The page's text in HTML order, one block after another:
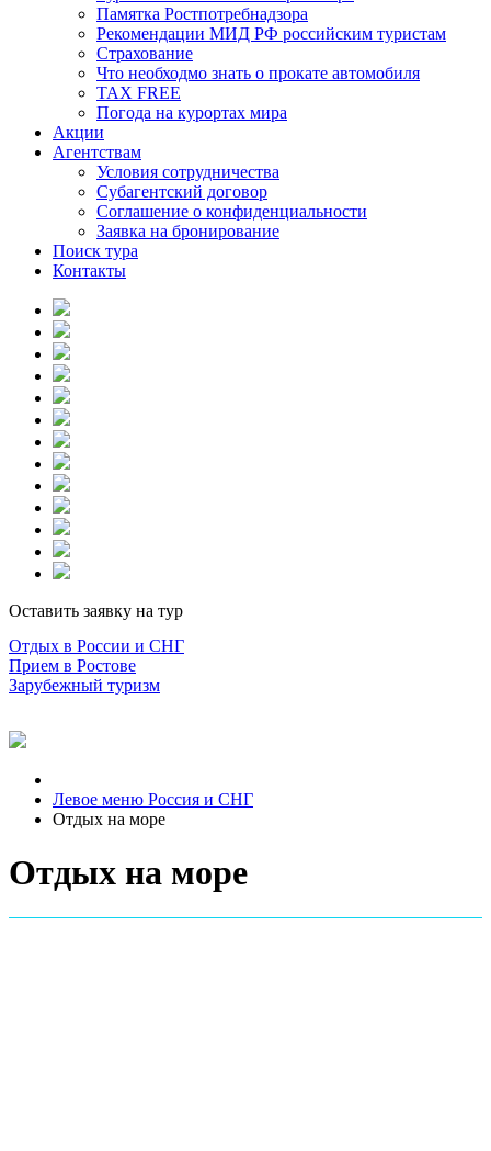
Памятка Ростпотребнадзора
Рекомендации МИД РФ российским туристам
Страхование
Что необходмо знать о прокате автомобиля
TAX FREE
Погода на курортах мира
Акции
Агентствам
Условия сотрудничества
Субагентский договор
Соглашение о конфиденциальности
Заявка на бронирование
Поиск тура
Контакты
Оставить заявку на тур
Отдых в России и СНГ
Прием в Ростове
Зарубежный туризм
Левое меню Россия и СНГ
Отдых на море
Отдых на море